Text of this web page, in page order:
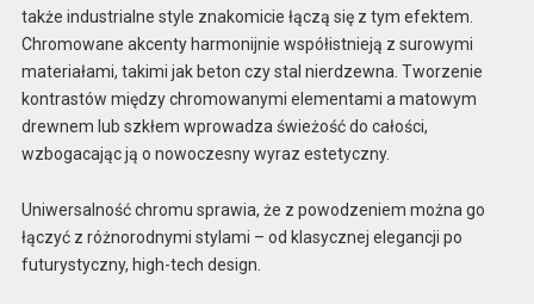
także industrialne style znakomicie łączą się z tym efektem.
Chromowane akcenty harmonijnie współistnieją z surowymi
materiałami, takimi jak beton czy stal nierdzewna. Tworzenie
kontrastów między chromowanymi elementami a matowym
drewnem lub szkłem wprowadza świeżość do całości,
wzbogacając ją o nowoczesny wyraz estetyczny.
Uniwersalność chromu sprawia, że z powodzeniem można go
łączyć z różnorodnymi stylami – od klasycznej elegancji po
futurystyczny, high-tech design.